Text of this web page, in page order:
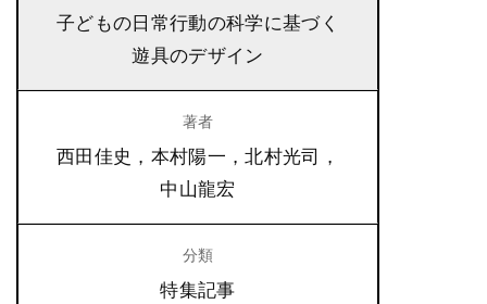
子どもの日常行動の科学に基づく
遊具のデザイン
西田佳史，本村陽一，北村光司，
中山龍宏
特集記事